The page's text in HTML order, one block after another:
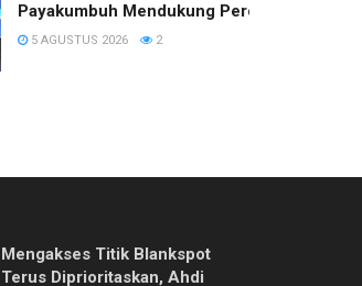
Payakumbuh Mendukung Percepatan
5 AGUSTUS 2026 2
Mengakses Titik Blankspot
Terus Diprioritaskan, Ahdi